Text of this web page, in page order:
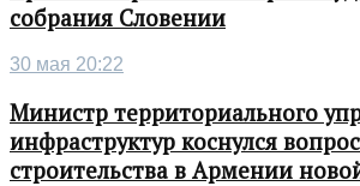
собрания Словении
30 мая 20:22
Министр территориального
инфраструктур коснулся
строительства в Армении